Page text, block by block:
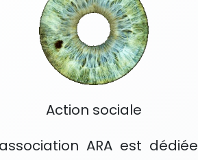
Catégorie :
Action sociale
ARA est dédiée